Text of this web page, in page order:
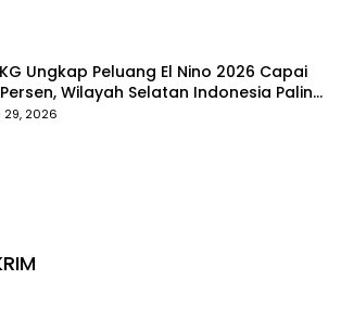
Ungkap Peluang El Nino 2026 Capai
Wilayah Selatan Indonesia Paling
29, 2026